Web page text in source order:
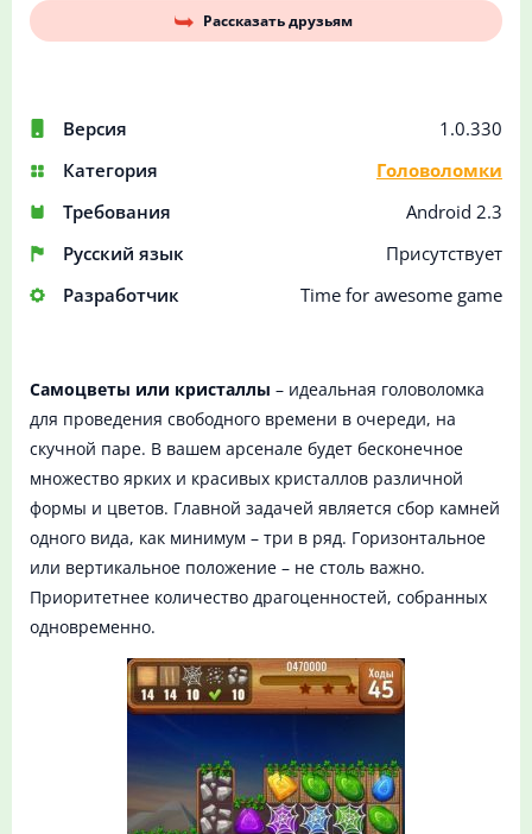
Версия
1.0.330
Категория
Головоломки
Требования
Android 2.3
Русский язык
Присутствует
Разработчик
Time for awesome game
Рассказать друзьям
Самоцветы или кристаллы – идеальная головоломка
для проведения свободного времени в очереди, на
скучной паре. В вашем арсенале будет бесконечное
множество ярких и красивых кристаллов различной
формы и цветов. Главной задачей является сбор камней
одного вида, как минимум – три в ряд. Горизонтальное
или вертикальное положение – не столь важно.
Приоритетнее количество драгоценностей, собранных
одновременно.